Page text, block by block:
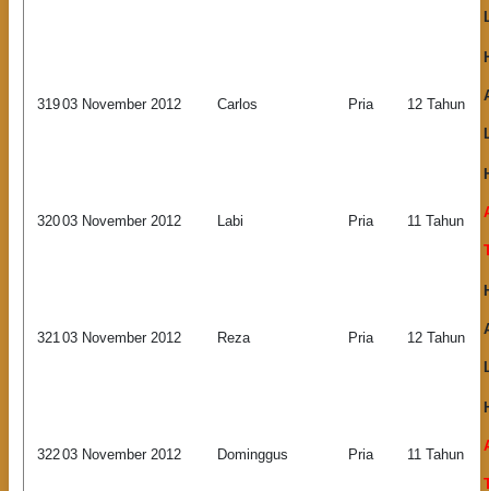
31903 November 2012 Carlos Pria 12 Tahun
32003 November 2012 Labi Pria 11 Tahun
32103 November 2012 Reza Pria 12 Tahun
32203 November 2012 Dominggus Pria 11 Tahun